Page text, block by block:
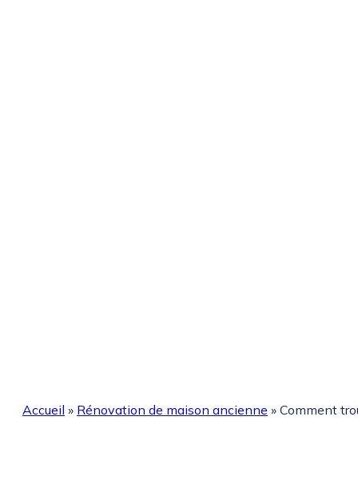
Accueil » Rénovation de maison ancienne » Comment